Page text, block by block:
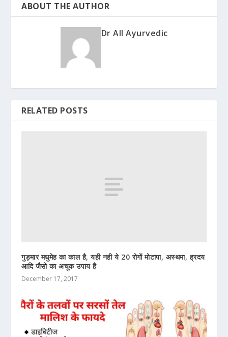
ABOUT THE AUTHOR
Dr All Ayurvedic
RELATED POSTS
गुड़मार मधुमेह का काल है, यही नही ये 20 रोगों मोटापा, अस्थमा, ह्रदय
आदि जैसो का अचूक उपाय है
December 17, 2017